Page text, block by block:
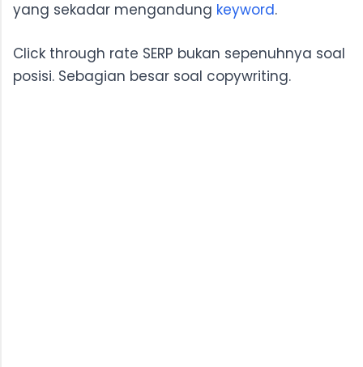
yang sekadar mengandung keyword.
Click through rate SERP bukan sepenuhnya soal
posisi. Sebagian besar soal copywriting.